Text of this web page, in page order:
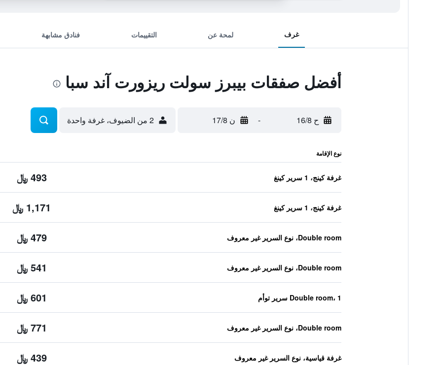
غرف لمحة عن التقييمات فنادق مشابهة
أفضل صفقات بيبرز سولت ريزورت آند سبا
ح 16/8 - ن 17/8 2 من الضيوف، غرفة واحدة
نوع الإقامة
غرفة كينج، 1 سرير كينغ 493 ﷼
غرفة كينج، 1 سرير كينغ 1,171 ﷼
Double room، نوع السرير غير معروف 479 ﷼
Double room، نوع السرير غير معروف 541 ﷼
Double room، 1 سرير توأم 601 ﷼
Double room، نوع السرير غير معروف 771 ﷼
غرفة قياسية، نوع السرير غير معروف 439 ﷼